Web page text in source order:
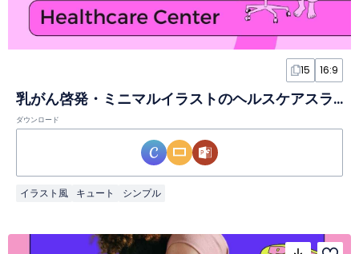
15 16:9
乳がん啓発・ミニマルイラストのヘルスケアスライド
ダウンロード
イラスト風 キュート シンプル